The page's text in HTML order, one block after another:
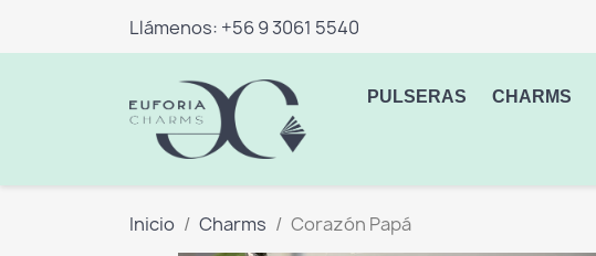
Llámenos: +56 9 3061 5540
PULSERAS CHARMS
Inicio Charms Corazón Papá